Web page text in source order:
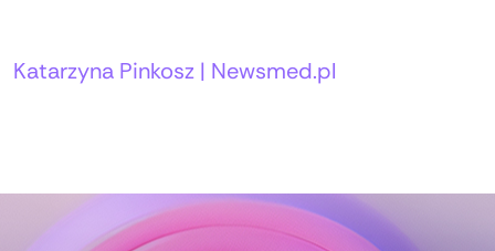
Autorzy:
Katarzyna Pinkosz | Newsmed.pl